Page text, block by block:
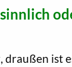
draußen ist